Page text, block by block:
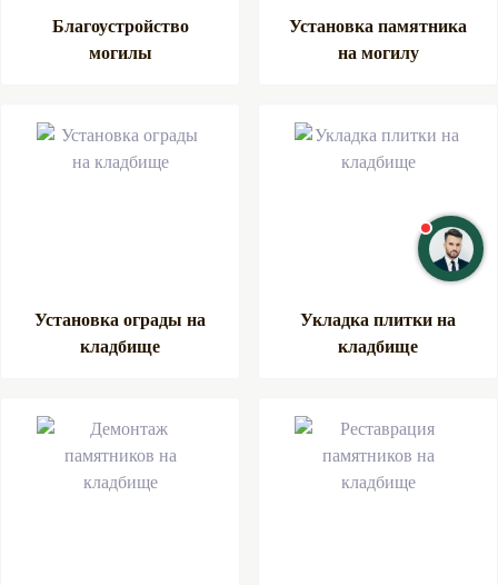
Благоустройство
могилы
Установка памятника
на могилу
Установка ограды на
кладбище
Укладка плитки на
кладбище